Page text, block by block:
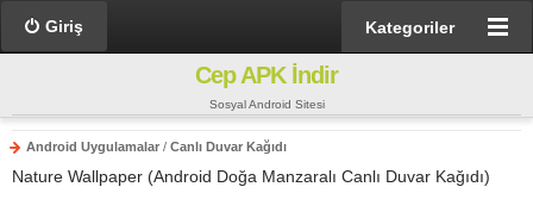
Giriş Kategoriler
Cep APK İndir
Sosyal Android Sitesi
Android Uygulamalar / Canlı Duvar Kağıdı
Nature Wallpaper (Android Doğa Manzaralı Canlı Duvar Kağıdı)